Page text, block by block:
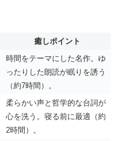
癒しポイント
時間をテーマにした名作。ゆ
ったりした朗読が眠りを誘う
（約7時間）。
柔らかい声と哲学的な台詞が
心を洗う。寝る前に最適（約
2時間）。